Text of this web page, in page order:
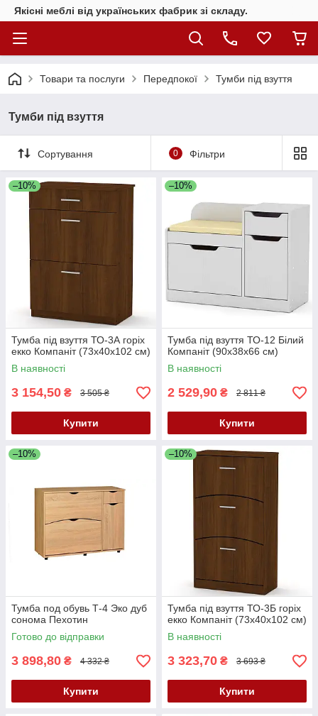
Якісні меблі від українських фабрик зі складу.
Товари та послуги Передпокої Тумби під взуття
Тумби під взуття
Сортування 0 Фільтри
–10%
Тумба під взуття ТО-3А горіх
екко Компаніт (73х40х102 см)
В наявності
3 154,50 ₴ 3 505 ₴
Купити
–10%
Тумба під взуття ТО-12 Білий
Компаніт (90х38х66 см)
В наявності
2 529,90 ₴ 2 811 ₴
Купити
–10%
Тумба под обувь Т-4 Эко дуб
сонома Пехотин
Готово до відправки
3 898,80 ₴ 4 332 ₴
Купити
–10%
Тумба під взуття ТО-3Б горіх
екко Компаніт (73х40х102 см)
В наявності
3 323,70 ₴ 3 693 ₴
Купити